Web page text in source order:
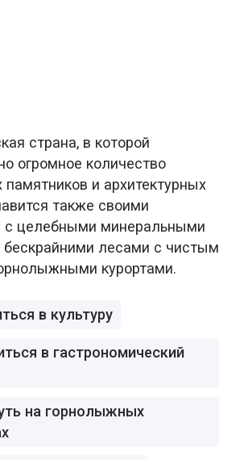
страна, в которой
огромное количество
памятников и архитектурных
также своими
с целебными минеральными
бескрайними лесами с чистым
курортами.
в культуру
в гастрономический
на горнолыжных